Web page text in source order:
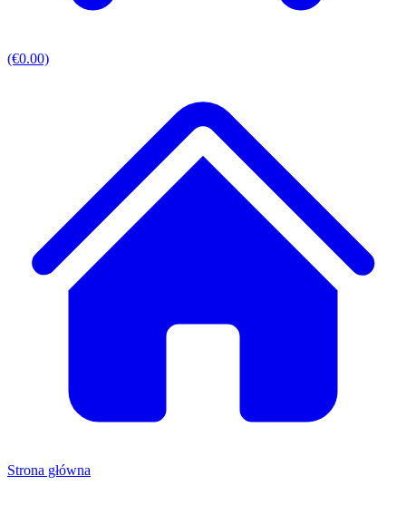
(€0.00)
Strona główna